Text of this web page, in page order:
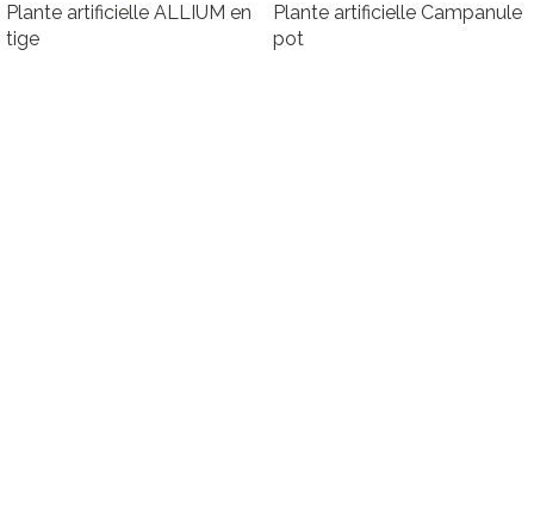
Plante artificielle ALLIUM en
tige
Plante artificielle Campanule
pot